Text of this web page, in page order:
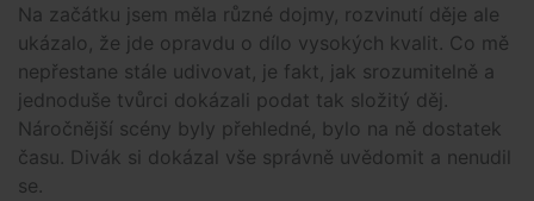
Na začátku jsem měla různé dojmy, rozvinutí děje ale
ukázalo, že jde opravdu o dílo vysokých kvalit. Co mě
nepřestane stále udivovat, je fakt, jak srozumitelně a
jednoduše tvůrci dokázali podat tak složitý děj.
Náročnější scény byly přehledné, bylo na ně dostatek
času. Divák si dokázal vše správně uvědomit a nenudil
se.